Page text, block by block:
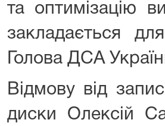
та оптимізацію
закладається
Голова ДСА
Відмову від
диски Олексій